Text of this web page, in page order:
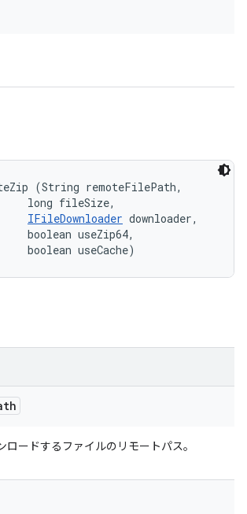
(String remoteFilePath,
long fileSize,
IFileDownloader downloader,
boolean useZip64,
boolean useCache)
ロードするファイルのリモートパス。